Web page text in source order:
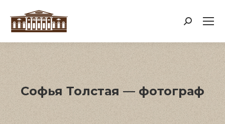
Поиск:
Софья Толстая — фотограф